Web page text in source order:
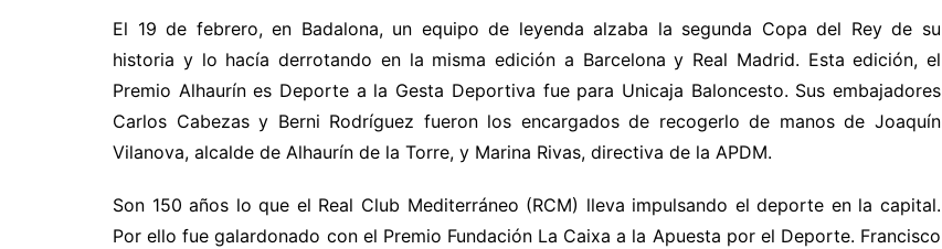
El 19 de febrero, en Badalona, un equipo de leyenda alzaba la segunda Copa del Rey de su
historia y lo hacía derrotando en la misma edición a Barcelona y Real Madrid. Esta edición, el
Premio Alhaurín es Deporte a la Gesta Deportiva fue para Unicaja Baloncesto. Sus embajadores
Carlos Cabezas y Berni Rodríguez fueron los encargados de recogerlo de manos de Joaquín
Vilanova, alcalde de Alhaurín de la Torre, y Marina Rivas, directiva de la APDM.
Son 150 años lo que el Real Club Mediterráneo (RCM) lleva impulsando el deporte en la capital.
Por ello fue galardonado con el Premio Fundación La Caixa a la Apuesta por el Deporte. Francisco